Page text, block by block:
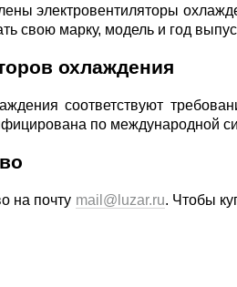
электровентиляторы
свою марку, модель и год
охлаждения
соответствуют
по международной
на почту mail@luzar.ru. Чтобы